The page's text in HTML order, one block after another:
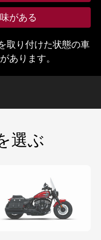
がある
取り付けた状態の車
あります。
を選ぶ